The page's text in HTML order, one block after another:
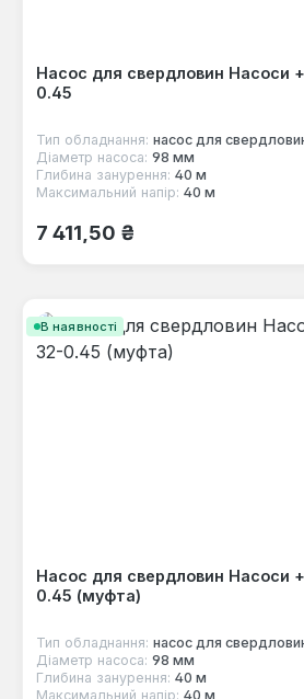
Насос для свердловин Насоси
0.45
Тип обладнання: насос для
Діаметр насоса: 98 мм
Глибина занурення: 40 м
Максимальний напір: 40 м
Звичайна ціна:
7 411,50 ₴
В наявності
Насос для свердловин Насоси
0.45 (муфта)
Тип обладнання: насос для
Діаметр насоса: 98 мм
Глибина занурення: 40 м
Максимальний напір: 40 м